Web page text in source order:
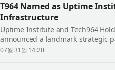
T964 Named as Uptime
Infrastructure
Uptime Institute and Tech964
announced a landmark strategic
combines the world’s leading
07월 31일 14:20